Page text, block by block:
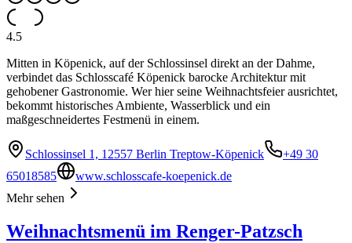
4.5
Mitten in Köpenick, auf der Schlossinsel direkt an der Dahme,
verbindet das Schlosscafé Köpenick barocke Architektur mit
gehobener Gastronomie. Wer hier seine Weihnachtsfeier ausrichtet,
bekommt historisches Ambiente, Wasserblick und ein
maßgeschneidertes Festmenü in einem.
Schlossinsel 1, 12557 Berlin Treptow-Köpenick
+49 30
65018585
www.schlosscafe-koepenick.de
Mehr sehen
Weihnachtsmenü im Renger-Patzsch